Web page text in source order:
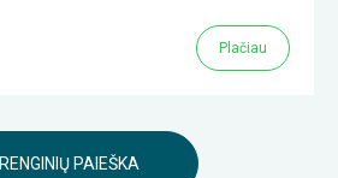
Plačiau
RENGINIŲ PAIEŠKA